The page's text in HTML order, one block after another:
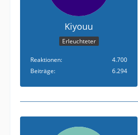
Kiyouu
Erleuchteter
Reaktionen
4.700
Beiträge
6.294